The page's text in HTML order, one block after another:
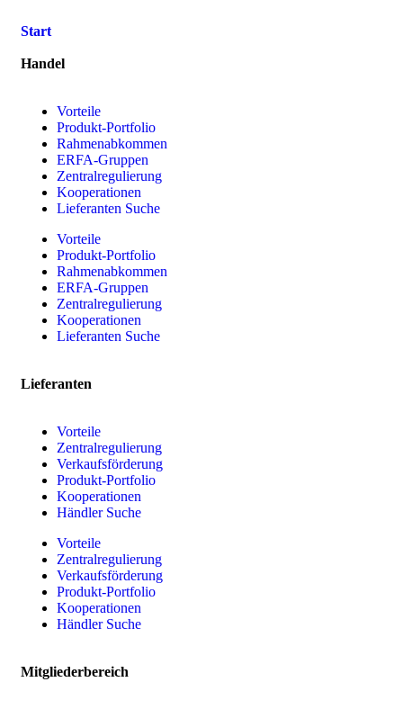
Start
Handel
Vorteile
Produkt-Portfolio
Rahmenabkommen
ERFA-Gruppen
Zentralregulierung
Kooperationen
Lieferanten Suche
Vorteile
Produkt-Portfolio
Rahmenabkommen
ERFA-Gruppen
Zentralregulierung
Kooperationen
Lieferanten Suche
Lieferanten
Vorteile
Zentralregulierung
Verkaufsförderung
Produkt-Portfolio
Kooperationen
Händler Suche
Vorteile
Zentralregulierung
Verkaufsförderung
Produkt-Portfolio
Kooperationen
Händler Suche
Mitgliederbereich